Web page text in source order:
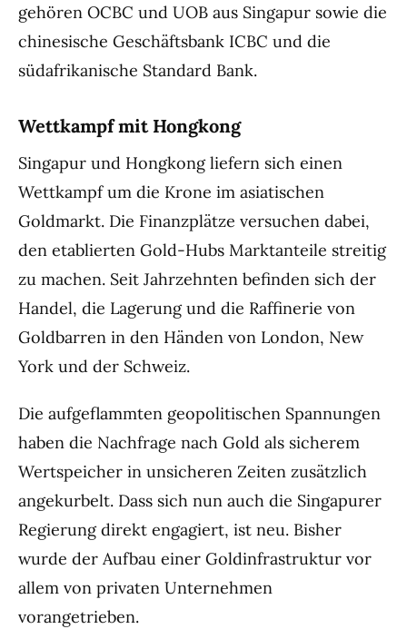
gehören OCBC und UOB aus Singapur sowie die
chinesische Geschäftsbank ICBC und die
südafrikanische Standard Bank.
Wettkampf mit Hongkong
Singapur und Hongkong liefern sich einen
Wettkampf um die Krone im asiatischen
Goldmarkt. Die Finanzplätze versuchen dabei,
den etablierten Gold-Hubs Marktanteile streitig
zu machen. Seit Jahrzehnten befinden sich der
Handel, die Lagerung und die Raffinerie von
Goldbarren in den Händen von London, New
York und der Schweiz.
Die aufgeflammten geopolitischen Spannungen
haben die Nachfrage nach Gold als sicherem
Wertspeicher in unsicheren Zeiten zusätzlich
angekurbelt. Dass sich nun auch die Singapurer
Regierung direkt engagiert, ist neu. Bisher
wurde der Aufbau einer Goldinfrastruktur vor
allem von privaten Unternehmen
vorangetrieben.